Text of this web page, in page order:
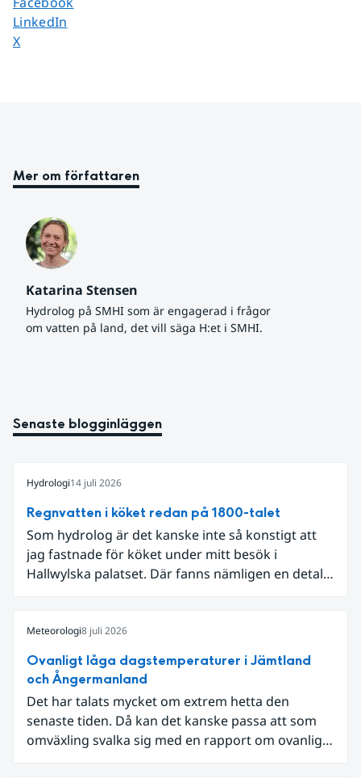
Dela sidan på
LinkedIn
Dela sidan på
X
Mer om författaren
Katarina Stensen
Hydrolog på SMHI som är engagerad i frågor
om vatten på land, det vill säga H:et i SMHI.
Senaste blogginläggen
Hydrologi14 juli 2026
Regnvatten i köket redan på 1800-talet
Som hydrolog är det kanske inte så konstigt att
jag fastnade för köket under mitt besök i
Hallwylska palatset. Där fanns nämligen en detalj
Meteorologi8 juli 2026
Ovanligt låga dagstemperaturer i Jämtland
och Ångermanland
Det har talats mycket om extrem hetta den
senaste tiden. Då kan det kanske passa att som
omväxling svalka sig med en rapport om ovanligt